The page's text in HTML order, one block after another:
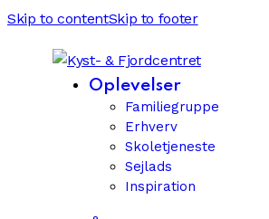
Skip to contentSkip to footer
Oplevelser
Familiegruppe
Erhverv
Skoletjeneste
Sejlads
Inspiration